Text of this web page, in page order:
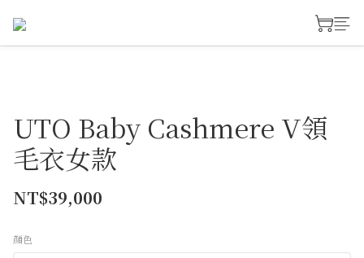
UTO Baby Cashmere V領
毛衣女款
NT$39,000
顏色